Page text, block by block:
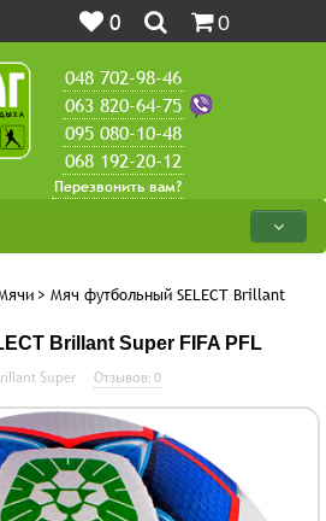
0 0
048 702-98-46
063 820-64-75
095 080-10-48
068 192-20-12
Перезвонить вам?
> Мяч футбольный SELECT Brillant
Brillant Super FIFA PFL
Super Отзывов: 0